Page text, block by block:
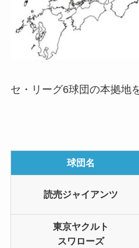
セ・リーグ6球団の本拠地
球団名
読売ジャイアンツ
東京ヤクルト
スワローズ